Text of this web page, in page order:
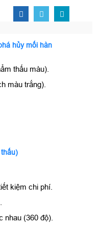
hủy mối hàn
thấu màu).
màu trắng).
kiệm chi phí.
nhau (360 độ).